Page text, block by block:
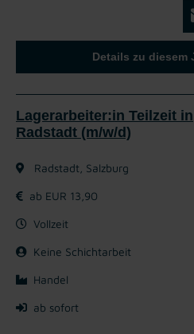
Details zu diesem
Lagerarbeiter:in Teilzeit in
Radstadt (m/w/d)
Radstadt, Salzburg
ab EUR 13,90
Vollzeit
Keine Schichtarbeit
Handel
ab sofort